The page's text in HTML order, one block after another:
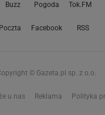
Buzz Pogoda Tok.FM
Poczta Facebook RSS
© Gazeta.pl sp. z o.o.
u nas Reklama Polityka